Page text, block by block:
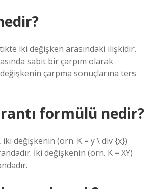
iki değişken arasındaki ilişkidir.
sabit bir çarpım olarak
değişkenin çarpma sonuçlarına ters
formülü nedir?
değişkenin (örn. K = y \ div {x})
İki değişkenin (örn. K = XY)